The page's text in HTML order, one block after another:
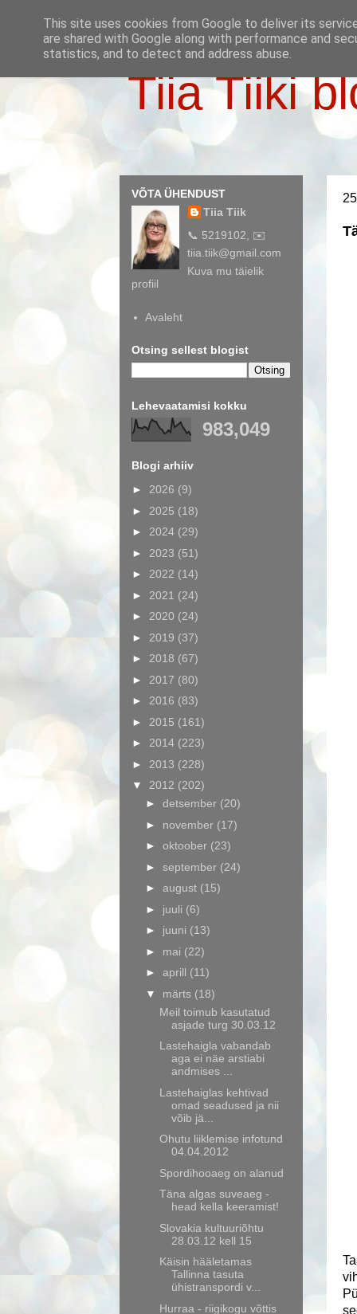
Tiia Tiiki
VÕTA ÜHENDUST
Tiia Tiik
📞 5219102, ✉️
tiia.tiik@gmail.com
Kuva mu täielik
profiil
Avaleht
Otsing sellest blogist
Lehevaatamisi kokku
983,049
Blogi arhiiv
► 2026 (9)
► 2025 (18)
► 2024 (29)
► 2023 (51)
► 2022 (14)
► 2021 (24)
► 2020 (24)
► 2019 (37)
► 2018 (67)
► 2017 (80)
► 2016 (83)
► 2015 (161)
► 2014 (223)
► 2013 (228)
▼ 2012 (202)
► detsember (20)
► november (17)
► oktoober (23)
► september (24)
► august (15)
► juuli (6)
► juuni (13)
► mai (22)
► aprill (11)
▼ märts (18)
Meil toimub kasutatud
asjade turg 30.03.12
Lastehaigla vabandab
aga ei näe arstiabi
andmises ...
Lastehaiglas kehtivad
omad seadused ja nii
võib jä...
Ohutu liiklemise infotund
04.04.2012
Spordihooaeg on alanud
Täna algas suveaeg -
head kella keeramist!
Slovakia kultuuriõhtu
28.03.12 kell 15
Käisin hääletamas
Tallinna tasuta
ühistranspordi v...
Hurraa - riigikogu võttis
This site uses cookies from Google to deliver its
are shared with Google along with performance and
statistics, and to detect and address abuse.